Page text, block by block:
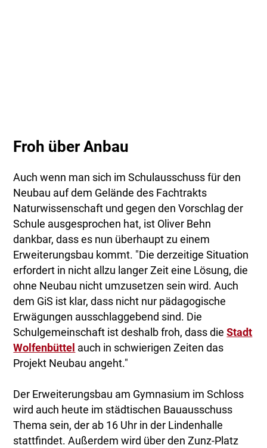
Froh über Anbau
Auch wenn man sich im Schulausschuss für den
Neubau auf dem Gelände des Fachtrakts
Naturwissenschaft und gegen den Vorschlag der
Schule ausgesprochen hat, ist Oliver Behn
dankbar, dass es nun überhaupt zu einem
Erweiterungsbau kommt. "Die derzeitige Situation
erfordert in nicht allzu langer Zeit eine Lösung, die
ohne Neubau nicht umzusetzen sein wird. Auch
dem GiS ist klar, dass nicht nur pädagogische
Erwägungen ausschlaggebend sind. Die
Schulgemeinschaft ist deshalb froh, dass dieStadt
Wolfenbüttel auch in schwierigen Zeiten das
Projekt Neubau angeht."
Der Erweiterungsbau am Gymnasium im Schloss
wird auch heute im städtischen Bauausschuss
Thema sein, der ab 16 Uhr in der Lindenhalle
stattfindet. Außerdem wird über den Zunz-Platz